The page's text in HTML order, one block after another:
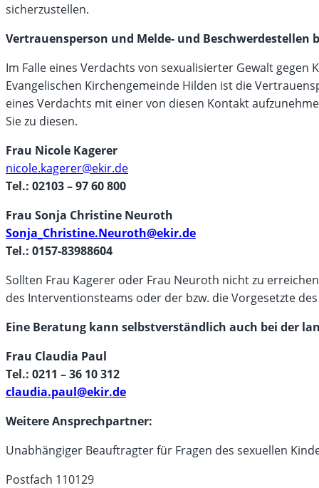
sicherzustellen.
Vertrauensperson und Melde- und Beschwerdestellen
Im Falle eines Verdachts von sexualisierter Gewalt
Evangelischen Kirchengemeinde Hilden ist die
eines Verdachts mit einer von diesen Kontakt
Sie zu diesen.
Frau Nicole Kagerer
nicole.kagerer@ekir.de
Tel.: 02103 – 97 60 800
Frau Sonja Christine Neuroth
Sonja_Christine.Neuroth@ekir.de
Tel.: 0157-83988604
Sollten Frau Kagerer oder Frau Neuroth nicht zu
des Interventionsteams oder der bzw. die Vorgesetzte
Eine Beratung kann selbstverständlich auch bei der
Frau Claudia Paul
Tel.: 0211 – 36 10 312
claudia.paul@ekir.de
Weitere Ansprechpartner:
Unabhängiger Beauftragter für Fragen des sexuellen
Postfach 110129